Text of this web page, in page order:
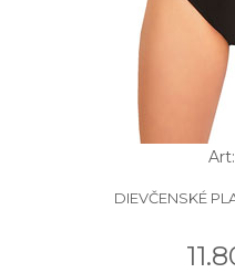
DIEVČENSKÉ